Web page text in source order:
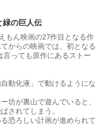
緑の巨人伝
もん映画の27作目となる作
からの映画では、初となる
っても原作にあるストー
動化液」で動けるようにな
坊が裏山で遊んでいると、
されてしまう。
恐ろしい計画が進められて